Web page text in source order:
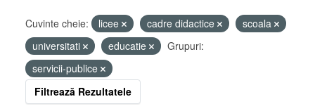
Cuvinte cheie: licee cadre didactice
scoala
universitati
educatie
Grupuri:
servicii-publice
Filtrează Rezultatele